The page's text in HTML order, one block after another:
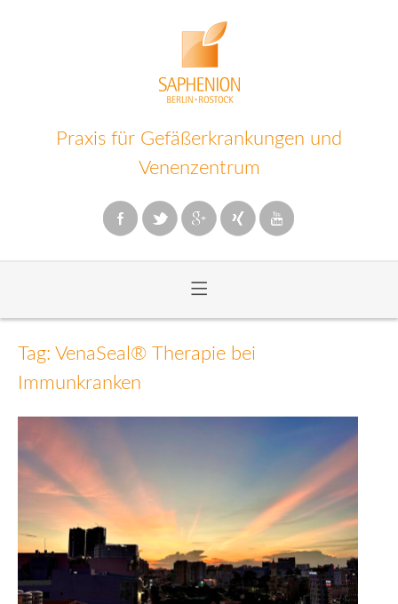
Praxis für Gefäßerkrankungen und
Venenzentrum
≡
Inhalt
Tag: VenaSeal® Therapie bei
Immunkranken